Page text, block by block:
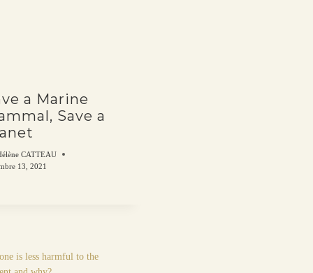
a Marine
Save a
CATTEAU
13, 2021